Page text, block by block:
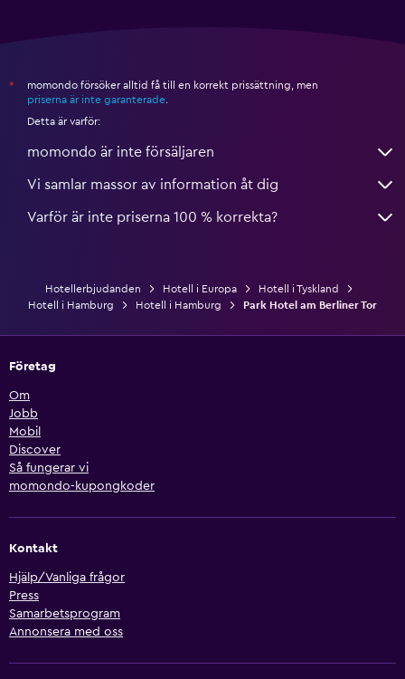
*
momondo försöker alltid få till en korrekt prissättning, men
priserna är inte garanterade
Detta är varför:
momondo är inte försäljaren
Vi samlar massor av information åt dig
Varför är inte priserna 100 % korrekta?
Hotellerbjudanden Hotell i Europa
Hotell i Tyskland
Hotell i Hamburg
Hotell i Hamburg Park Hotel am Berliner Tor
Företag
Om
Jobb
Mobil
Discover
Så fungerar vi
momondo-kupongkoder
Kontakt
Hjälp/Vanliga frågor
Press
Samarbetsprogram
Annonsera med oss